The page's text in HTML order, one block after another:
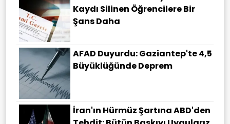
Kaydı Silinen Öğrencilere Bir
Şans Daha
AFAD Duyurdu: Gaziantep'te 4,5
Büyüklüğünde Deprem
İran'ın Hürmüz Şartına ABD'den